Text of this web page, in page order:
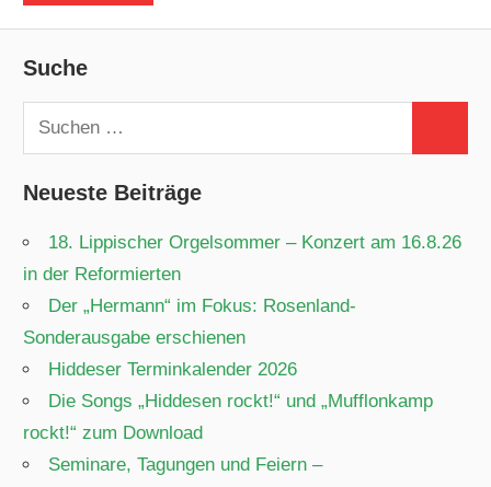
Suche
Suchen
nach:
Neueste Beiträge
18. Lippischer Orgelsommer – Konzert am 16.8.26
in der Reformierten
Der „Hermann“ im Fokus: Rosenland-
Sonderausgabe erschienen
Hiddeser Terminkalender 2026
Die Songs „Hiddesen rockt!“ und „Mufflonkamp
rockt!“ zum Download
Seminare, Tagungen und Feiern –